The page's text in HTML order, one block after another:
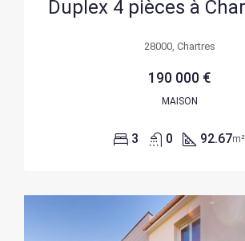
28000, Chartres
190 000 €
MAISON
3 0 92.67m²